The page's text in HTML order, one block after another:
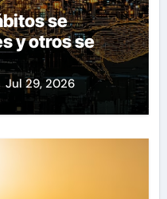
se
y otros se
Jul 29, 2026